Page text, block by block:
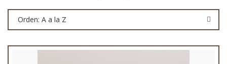
Orden: A a la Z